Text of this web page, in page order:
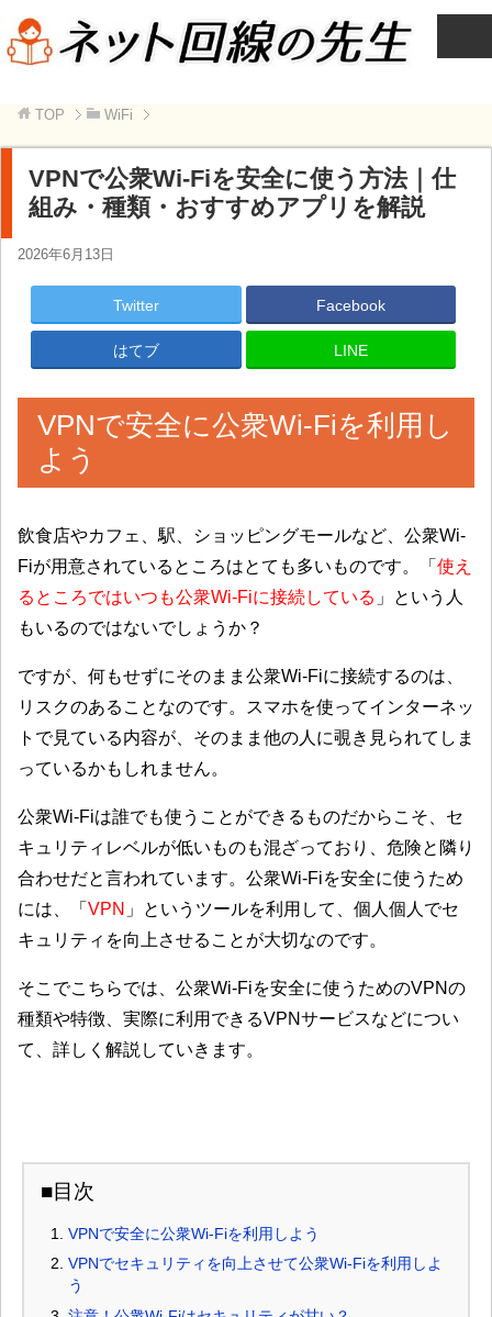
TOP WiFi
VPNで公衆Wi-Fiを安全に使う方法｜仕
組み・種類・おすすめアプリを解説
2026年6月13日
Twitter Facebook
はてブ LINE
VPNで安全に公衆Wi-Fiを利用し
よう
飲食店やカフェ、駅、ショッピングモールなど、公衆Wi-
Fiが用意されているところはとても多いものです。「 使え
るところではいつも公衆Wi-Fiに接続している 」という人
もいるのではないでしょうか？
ですが、何もせずにそのまま公衆Wi-Fiに接続するのは、
リスクのあることなのです。スマホを使ってインターネッ
トで見ている内容が、そのまま他の人に覗き見られてしま
っているかもしれません。
公衆Wi-Fiは誰でも使うことができるものだからこそ、セ
キュリティレベルが低いものも混ざっており、危険と隣り
合わせだと言われています。公衆Wi-Fiを安全に使うため
には、「 VPN 」というツールを利用して、個人個人でセ
キュリティを向上させることが大切なのです。
そこでこちらでは、公衆Wi-Fiを安全に使うためのVPNの
種類や特徴、実際に利用できるVPNサービスなどについ
て、詳しく解説していきます。
■目次
VPNで安全に公衆Wi-Fiを利用しよう
VPNでセキュリティを向上させて公衆Wi-Fiを利用しよ
う